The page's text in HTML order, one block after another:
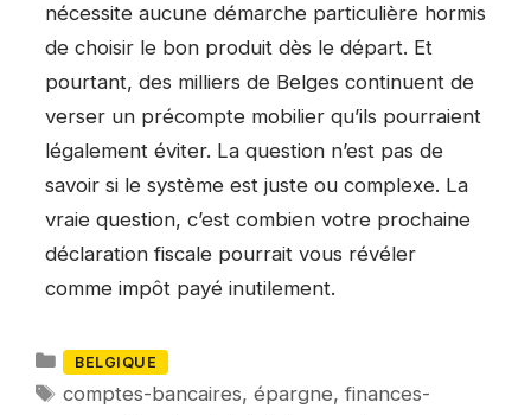
nécessite aucune démarche particulière hormis
de choisir le bon produit dès le départ. Et
pourtant, des milliers de Belges continuent de
verser un précompte mobilier qu’ils pourraient
légalement éviter. La question n’est pas de
savoir si le système est juste ou complexe. La
vraie question, c’est combien votre prochaine
déclaration fiscale pourrait vous révéler
comme impôt payé inutilement.
Catégories
BELGIQUE
Mots-
comptes-bancaires,épargne,finances-